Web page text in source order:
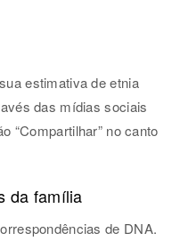
estimativa de etnia
das mídias sociais
“Compartilhar” no canto
da família
de DNA.